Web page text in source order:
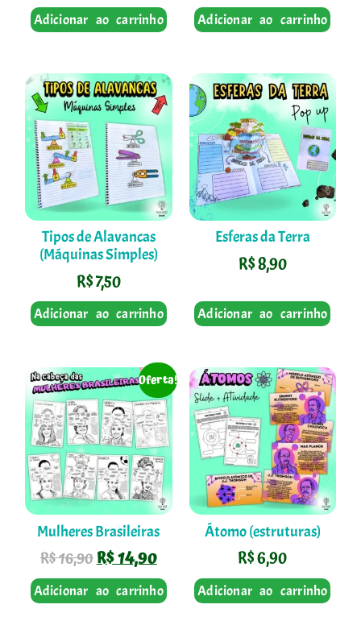
Adicionar ao carrinho Adicionar ao carrinho
Tipos de Alavancas
(Máquinas Simples)
R$7,50
Adicionar ao carrinho
Esferas da Terra
R$8,90
Adicionar ao carrinho
Oferta!
Mulheres Brasileiras
R$16,90R$14,90
Adicionar ao carrinho
Átomo (estruturas)
R$6,90
Adicionar ao carrinho